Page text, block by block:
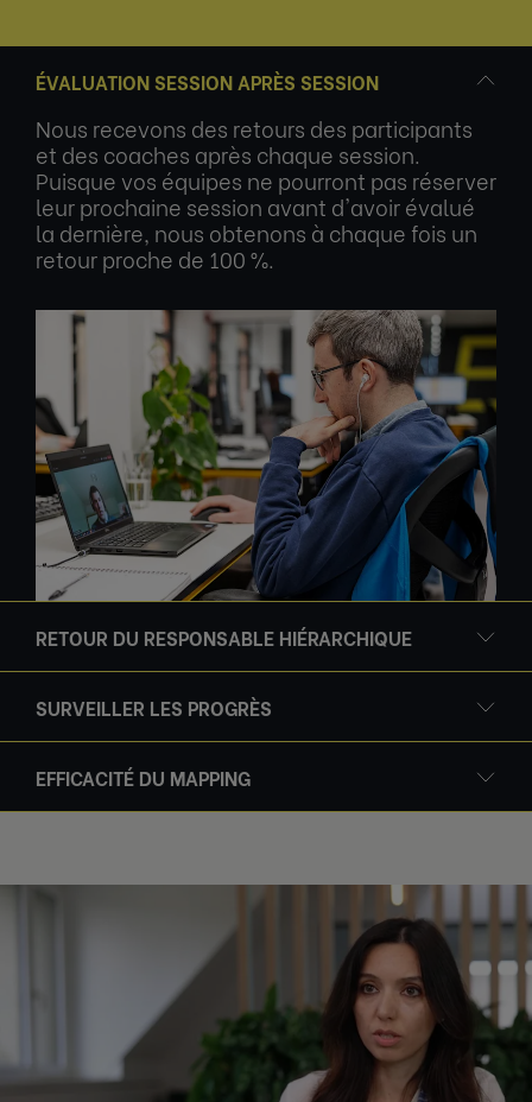
ÉVALUATION SESSION APRÈS SESSION
Nous recevons des retours des participants
et des coaches après chaque session.
Puisque vos équipes ne pourront pas réserver
leur prochaine session avant d'avoir évalué
la dernière, nous obtenons à chaque fois un
retour proche de 100 %.
RETOUR DU RESPONSABLE HIÉRARCHIQUE
SURVEILLER LES PROGRÈS
EFFICACITÉ DU MAPPING